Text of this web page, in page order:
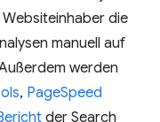
die
manuell auf
werden
, PageSpeed
der Search